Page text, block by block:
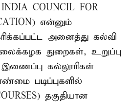
COUNCIL FOR
என்னும்
அனைத்து கல்வி
துறைகள், உறுப்பு
இணைப்பு கல்லூரிகள்
படிப்புகளில்
தகுதியான